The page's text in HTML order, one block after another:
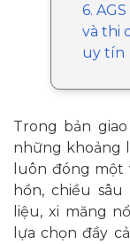
6.
và thi
uy tín
Trong bản
những khoảng
luôn đóng
hồn, chiều
liệu, xi măng
lựa chọn đầy